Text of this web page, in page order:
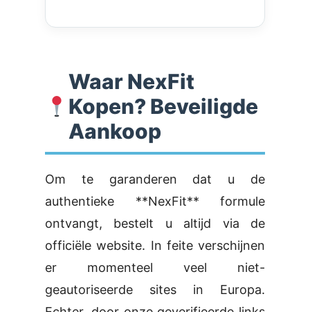
Waar NexFit
Kopen? Beveiligde
Aankoop
Om te garanderen dat u de
authentieke **NexFit** formule
ontvangt, bestelt u altijd via de
officiële website. In feite verschijnen
er momenteel veel niet-
geautoriseerde sites in Europa.